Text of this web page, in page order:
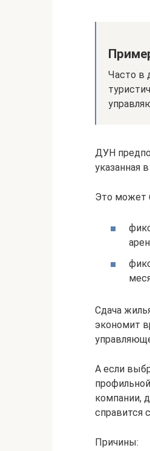
Часто в
ДУН
указанная
Это может
Сдача
экономит
А если
компании,
справится
Причины: